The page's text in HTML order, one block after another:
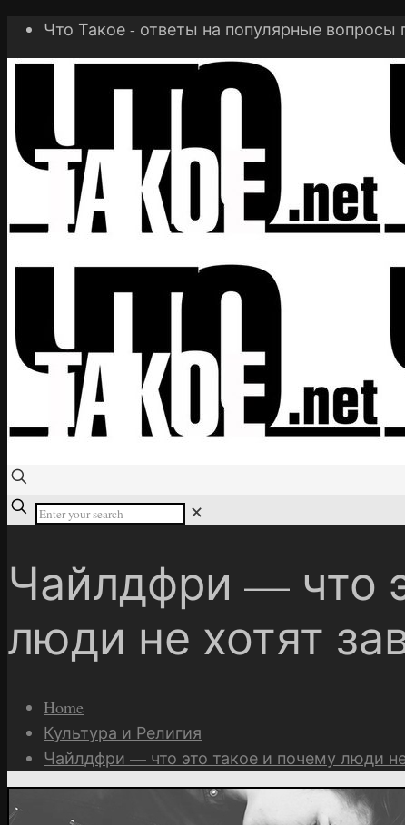
Что Такое - ответы на популярные
✕
Чайлдфри — что
люди не хотят
Home
Культура и Религия
Чайлдфри — что это такое и почему люди